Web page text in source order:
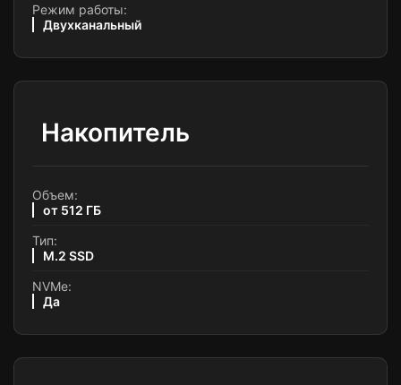
Режим работы:
Двухканальный
Накопитель
Объем:
от 512 ГБ
Тип:
M.2 SSD
NVMe:
Да